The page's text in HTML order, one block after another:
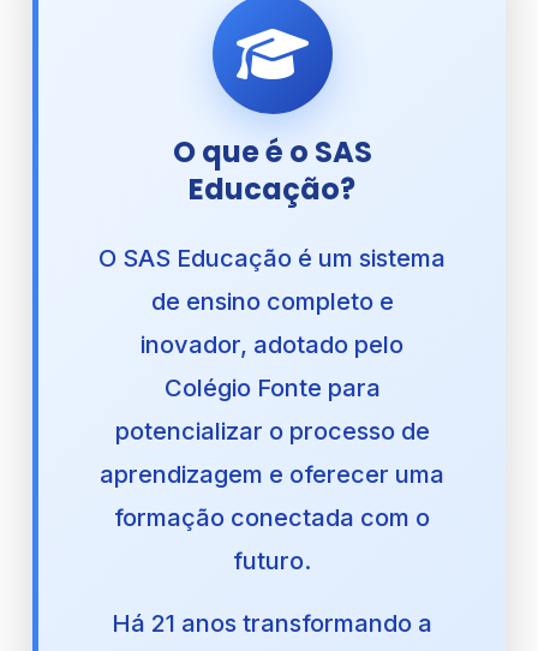
O que é o SAS
Educação?
O SAS Educação é um sistema
de ensino completo e
inovador, adotado pelo
Colégio Fonte para
potencializar o processo de
aprendizagem e oferecer uma
formação conectada com o
futuro.
Há 21 anos transformando a